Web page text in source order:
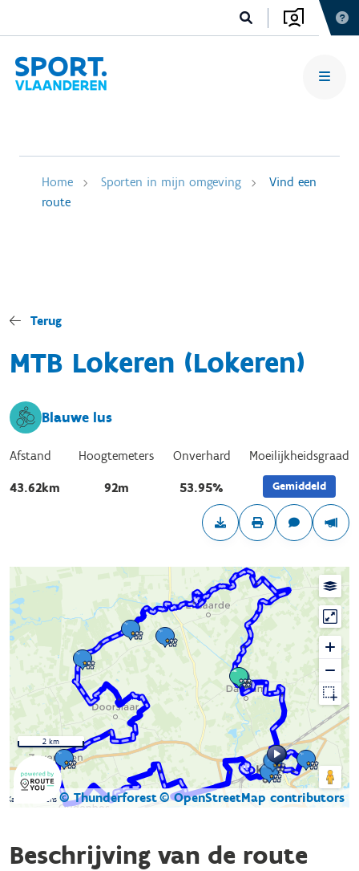
Home Sporten in mijn omgeving
Vind een
route
Terug
MTB Lokeren (Lokeren)
Blauwe lus
Afstand
43.62km
Hoogtemeters
92m
Onverhard
53.95%
Moeilijkheidsgraad
Gemiddeld
Kaartgegevens © Thunderforest© OpenStreetMap contributors
2 km
Beschrijving van de route